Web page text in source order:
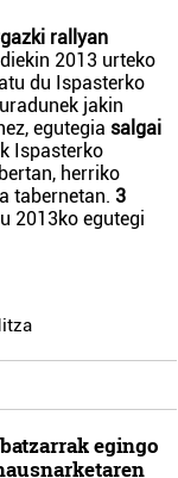
rallyan
2013 urteko
du Ispasterko
jakin
egutegia salgai
Ispasterko
herriko
tabernetan. 3
2013ko egutegi
egingo